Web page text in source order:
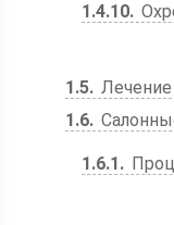
1.4.10
1.5
1.6
1.6.1